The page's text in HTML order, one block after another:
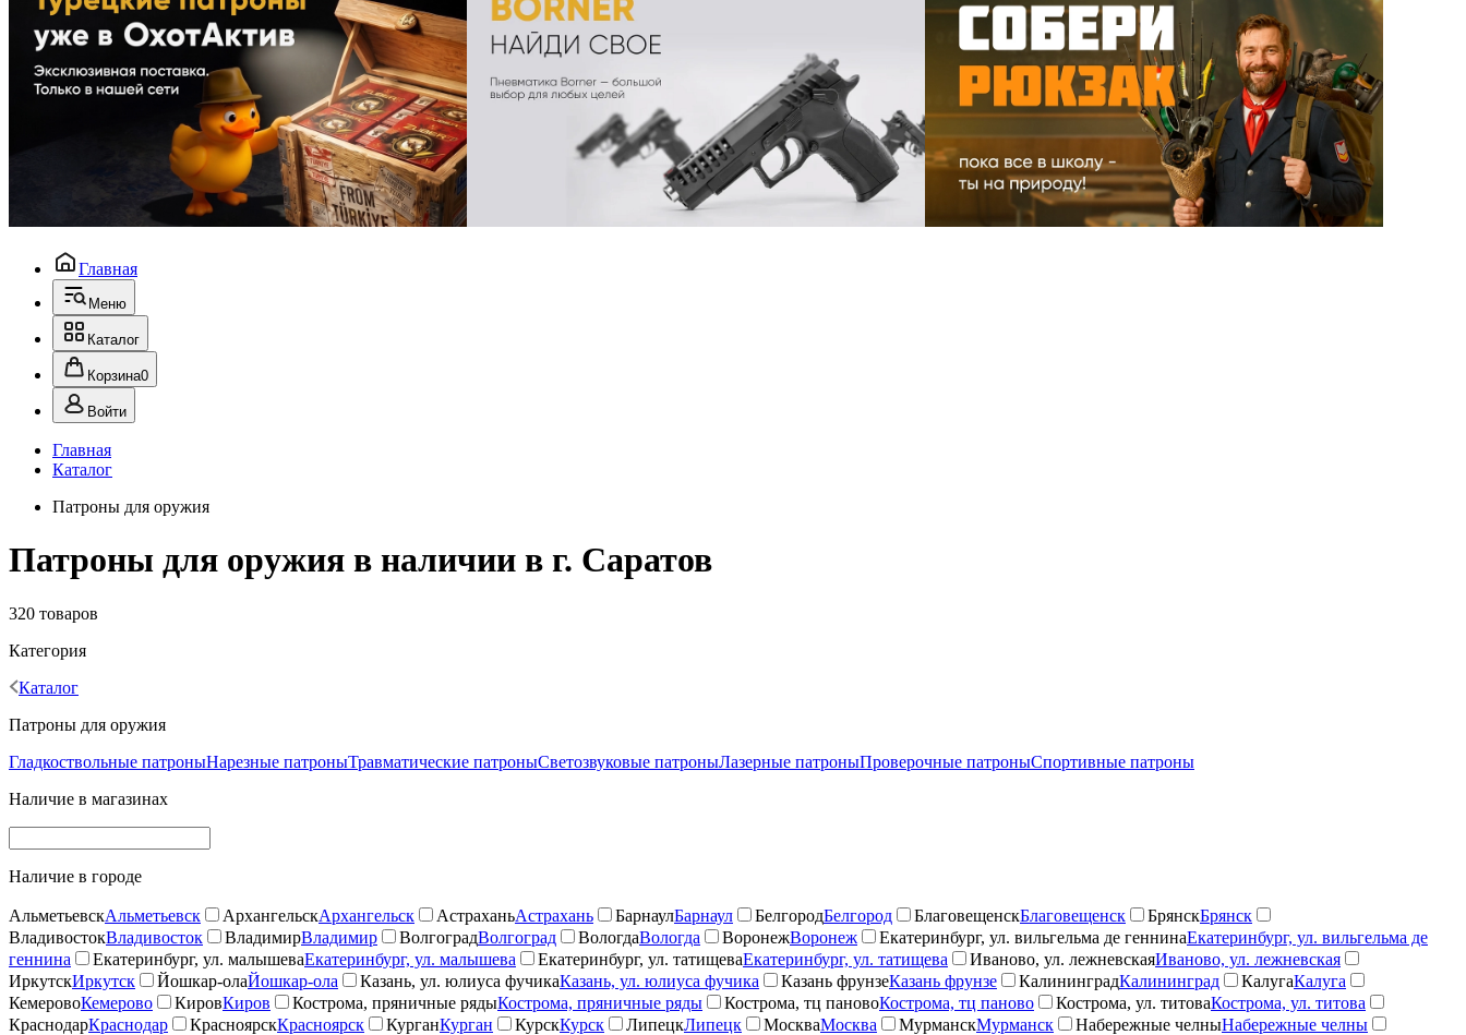
Главная
Меню
Каталог
Корзина0
Войти
Главная
Каталог
Патроны для оружия
Патроны для оружия в наличии в г. Саратов
320 товаров
Категория
Каталог
Патроны для оружия
Гладкоствольные патроныНарезные патроныТравматические патроныСветозвуковые патроныЛазерные патроныПроверочные патроныСпортивные патроны
Наличие в магазинах
Наличие в городе
АльметьевскАльметьевск АрхангельскАрхангельск АстраханьАстрахань БарнаулБарнаул БелгородБелгород БлаговещенскБлаговещенск БрянскБрянск
ВладивостокВладивосток ВладимирВладимир ВолгоградВолгоград ВологдаВологда ВоронежВоронеж Екатеринбург, ул. вильгельма де геннинаЕкатеринбург, ул. вильгельма де
геннина
Екатеринбург, ул. малышеваЕкатеринбург, ул. малышева Екатеринбург, ул. татищеваЕкатеринбург, ул. татищева Иваново, ул. лежневскаяИваново, ул. лежневская
ИркутскИркутск Йошкар-олаЙошкар-ола Казань, ул. юлиуса фучикаКазань, ул. юлиуса фучика Казань фрунзеКазань фрунзе КалининградКалининград КалугаКалуга
КемеровоКемерово КировКиров Кострома, пряничные рядыКострома, пряничные ряды Кострома, тц пановоКострома, тц паново Кострома, ул. титоваКострома, ул. титова
КраснодарКраснодар КрасноярскКрасноярск КурганКурган КурскКурск ЛипецкЛипецк МоскваМосква МурманскМурманск Набережные челныНабережные челны